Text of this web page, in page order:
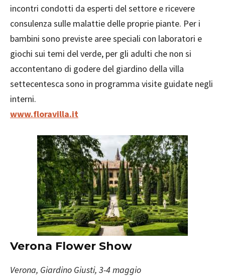
incontri condotti da esperti del settore e ricevere
consulenza sulle malattie delle proprie piante. Per i
bambini sono previste aree speciali con laboratori e
giochi sui temi del verde, per gli adulti che non si
accontentano di godere del giardino della villa
settecentesca sono in programma visite guidate negli
interni.
www.floravilla.it
Verona Flower Show
Verona, Giardino Giusti, 3-4 maggio